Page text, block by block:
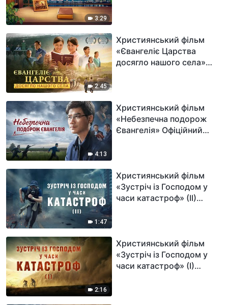
3:29
2:45
Християнський фільм
«Євангеліє Царства
досягло нашого села»
4:13
Християнський фільм
«Небезпечна подорож
Євангелія» Офіційний
1:47
Християнський фільм
«Зустріч із Господом у
часи катастроф» (II)
2:16
Християнський фільм
«Зустріч із Господом у
часи катастроф» (I)